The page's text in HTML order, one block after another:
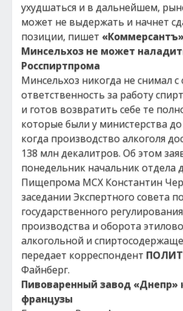
ухудшаться и в дальнейшем,
может не выдержать и начнет
позиции, пишет
Минсельхоз не может
Росспиртпрома
Минсельхоз никогда не снимал с
ответственность за работу
и готов возвратить себе те
которые были у министерства до
когда производство алкоголя
138 млн декалитров. Об этом
понедельник начальник отдела
Пищепрома МСХ Константин
заседании Экспертного совета
государственного регулирования
производства и оборота
алкогольной и
передает корреспондент
Файнберг.
Пивоваренный завод «Днепр»
французы